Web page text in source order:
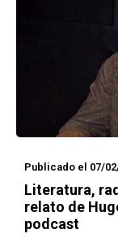
Publicado el 07/
Literatura,
relato de
podcast